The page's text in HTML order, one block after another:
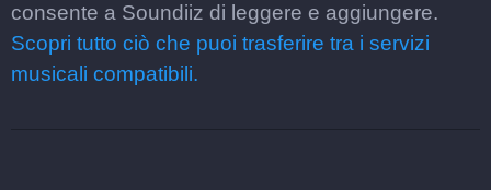
consente a Soundiiz di leggere e aggiungere.
Scopri tutto ciò che puoi trasferire tra i servizi
musicali compatibili.